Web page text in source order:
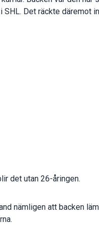
SHL. Det räckte däremot
det utan 26-åringen.
nämligen att backen